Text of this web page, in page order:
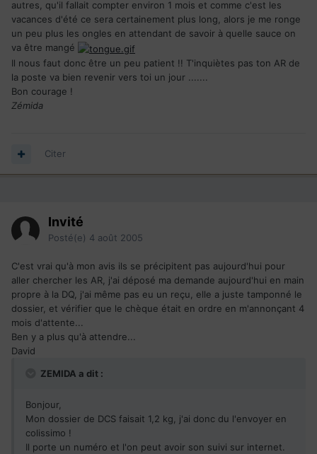
autres, qu'il fallait compter environ 1 mois et comme c'est les
vacances d'été ce sera certainement plus long, alors je me ronge
un peu plus les ongles en attendant de savoir à quelle sauce on
va être mangé
Il nous faut donc être un peu patient !! T'inquiètes pas ton AR de
la poste va bien revenir vers toi un jour .......
Bon courage !
Zémida
Citer
Invité
Posté(e) 4 août 2005
C'est vrai qu'à mon avis ils se précipitent pas aujourd'hui pour
aller chercher les AR, j'ai déposé ma demande aujourd'hui en main
propre à la DQ, j'ai même pas eu un reçu, elle a juste tamponné le
dossier, et vérifier que le chèque était en ordre en m'annonçant 4
mois d'attente...
Ben y a plus qu'à attendre...
David
ZEMIDA a dit :
Bonjour,
Mon dossier de DCS faisait 1,2 kg, j'ai donc du l'envoyer en
colissimo !
Il porte un numéro et l'on peut avoir son suivi sur internet.